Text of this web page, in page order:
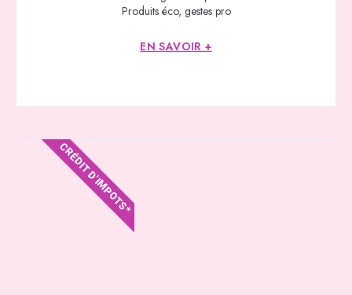
Produits éco, gestes pro
EN SAVOIR +
CRÉDIT D'IMPOTS*